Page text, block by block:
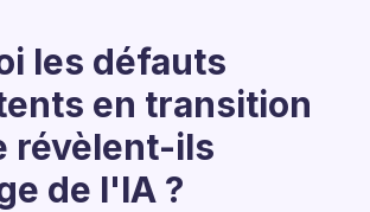
les défauts
en transition
révèlent-ils
de l'IA ?